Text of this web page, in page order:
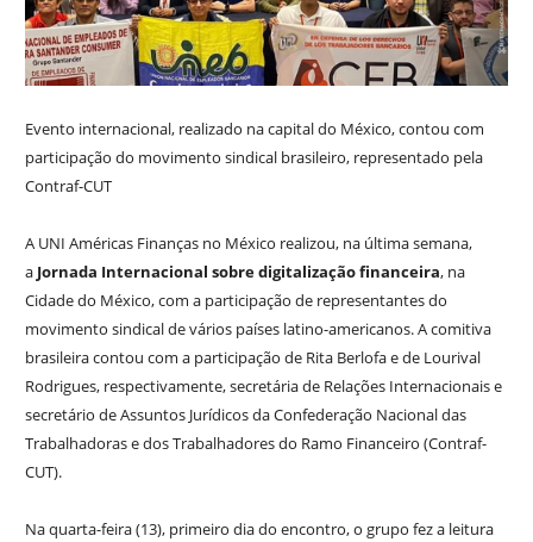
Evento internacional, realizado na capital do México, contou com
participação do movimento sindical brasileiro, representado pela
Contraf-CUT
A UNI Américas Finanças no México realizou, na última semana,
a Jornada Internacional sobre digitalização financeira, na
Cidade do México, com a participação de representantes do
movimento sindical de vários países latino-americanos. A comitiva
brasileira contou com a participação de Rita Berlofa e de Lourival
Rodrigues, respectivamente, secretária de Relações Internacionais e
secretário de Assuntos Jurídicos da Confederação Nacional das
Trabalhadoras e dos Trabalhadores do Ramo Financeiro (Contraf-
CUT).
Na quarta-feira (13), primeiro dia do encontro, o grupo fez a leitura